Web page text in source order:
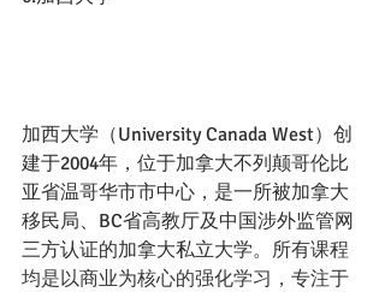
加西大学（University Canada West）创
建于2004年，位于加拿大不列颠哥伦比
亚省温哥华市市中心，是一所被加拿大
移民局、BC省高教厅及中国涉外监管网
三方认证的加拿大私立大学。 所有课程
均是以商业为核心的强化学习，专注于